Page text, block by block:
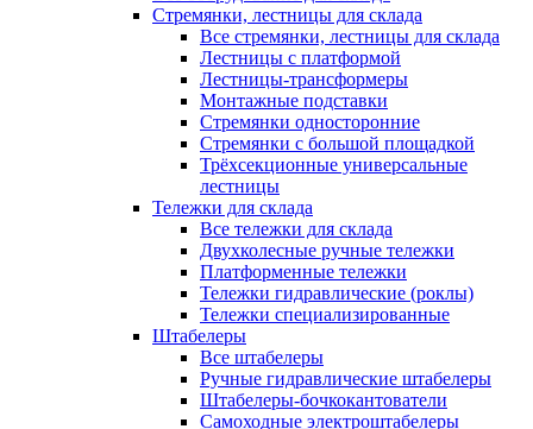
Стремянки, лестницы для склада
Все стремянки, лестницы для склада
Лестницы с платформой
Лестницы-трансформеры
Монтажные подставки
Стремянки односторонние
Стремянки с большой площадкой
Трёхсекционные универсальные
лестницы
Тележки для склада
Все тележки для склада
Двухколесные ручные тележки
Платформенные тележки
Тележки гидравлические (роклы)
Тележки специализированные
Штабелеры
Все штабелеры
Ручные гидравлические штабелеры
Штабелеры-бочкокантователи
Самоходные электроштабелеры